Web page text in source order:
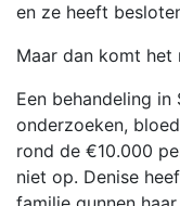
en ze heeft
Maar dan komt
Een behandeling
onderzoeken,
rond de €10.000
niet op. Denise